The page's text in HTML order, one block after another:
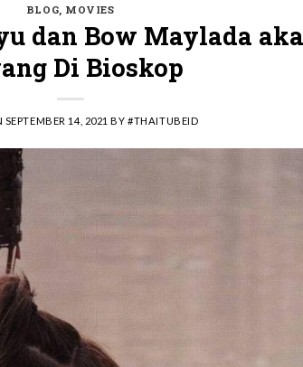
BLOG, MOVIES
dan Bow Maylada
Di Bioskop
SEPTEMBER 14, 2021 BY#THAITUBEID